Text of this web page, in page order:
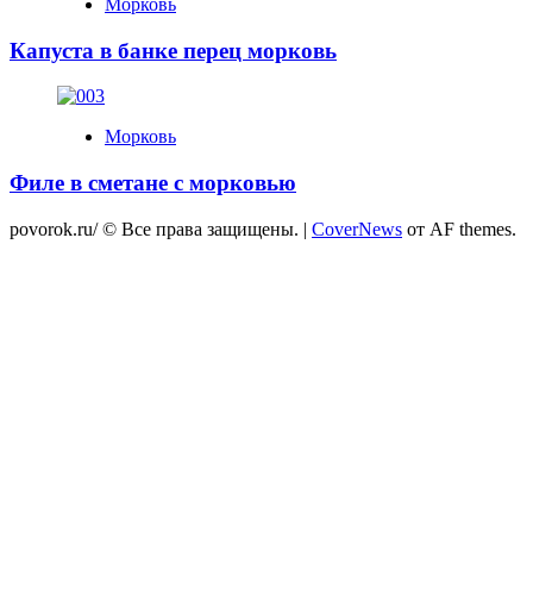
Капуста в банке перец морковь
Морковь
Филе в сметане с морковью
povorok.ru/ © Все права защищены. | CoverNews от AF themes.